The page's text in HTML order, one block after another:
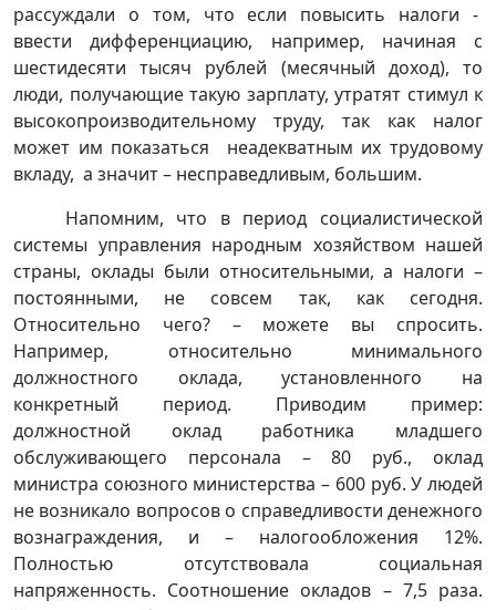
рассуждали о том, что если повысить налоги -
ввести дифференциацию, например, начиная с
шестидесяти тысяч рублей (месячный доход), то
люди, получающие такую зарплату, утратят стимул к
высокопроизводительному труду, так как налог
может им показаться неадекватным их трудовому
вкладу, а значит – несправедливым, большим.
Напомним, что в период социалистической
системы управления народным хозяйством нашей
страны, оклады были относительными, а налоги –
постоянными, не совсем так, как сегодня.
Относительно чего? – можете вы спросить.
Например, относительно минимального
должностного оклада, установленного на
конкретный период. Приводим пример:
должностной оклад работника младшего
обслуживающего персонала – 80 руб., оклад
министра союзного министерства – 600 руб. У людей
не возникало вопросов о справедливости денежного
вознаграждения, и – налогообложения 12%.
Полностью отсутствовала социальная
напряженность. Соотношение окладов – 7,5 раза.